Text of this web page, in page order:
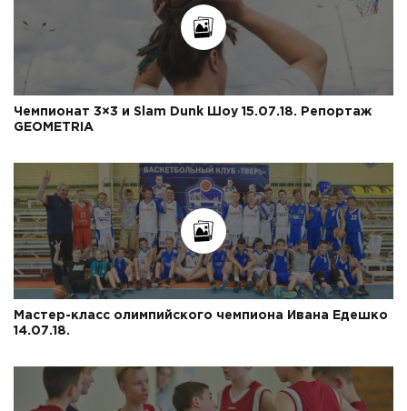
Чемпионат 3×3 и Slam Dunk Шоу 15.07.18. Репортаж
GEOMETRIA
Мастер-класс олимпийского чемпиона Ивана Едешко
14.07.18.